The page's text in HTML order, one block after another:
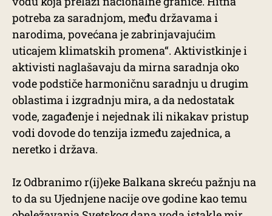
potreba za saradnjom, među državama i
narodima, povećana je zabrinjavajućim
uticajem klimatskih promena“. Aktivistkinje i
aktivisti naglašavaju da mirna saradnja oko
vode podstiče harmoničnu saradnju u drugim
oblastima i izgradnju mira, a da nedostatak
vode, zagađenje i nejednak ili nikakav pristup
vodi dovode do tenzija između zajednica, a
neretko i država.
Iz Odbranimo r(ij)eke Balkana skreću pažnju na
to da su Ujednjene nacije ove godine kao temu